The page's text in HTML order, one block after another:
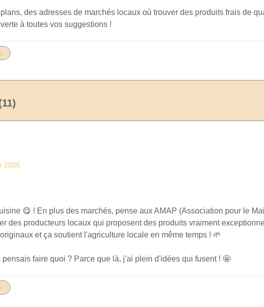
des adresses de marchés locaux où trouver des produits frais de
à toutes vos suggestions !
2025
😋 ! En plus des marchés, pense aux AMAP (Association pour le
des producteurs locaux qui proposent des produits vraiment
et ça soutient l'agriculture locale en même temps ! 🌱
pensais faire quoi ? Parce que là, j'ai plein d'idées qui fusent ! 🤩